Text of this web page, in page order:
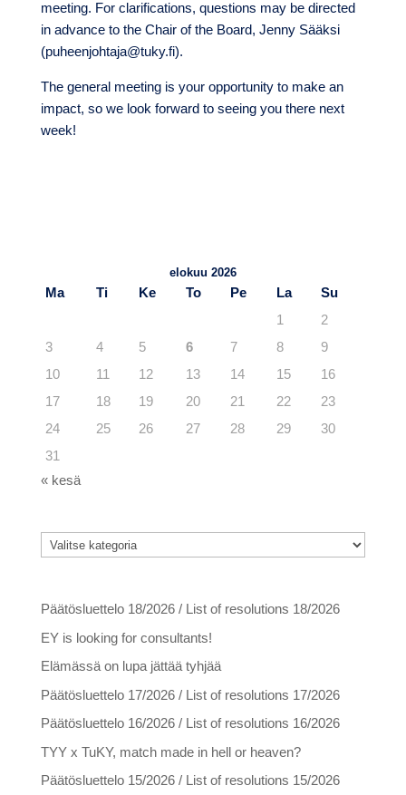
meeting. For clarifications, questions may be directed
in advance to the Chair of the Board, Jenny Sääksi
(puheenjohtaja@tuky.fi).
The general meeting is your opportunity to make an
impact, so we look forward to seeing you there next
week!
elokuu 2026
Ma Ti Ke To Pe La
Su
1
2
3
4 5 6 7 8
9
10
11 12 13 14 15
16
17
18 19 20 21 22
23
24
25 26 27 28 29
30
31
« kesä
Kategoriat
Päätösluettelo 18/2026 / List of resolutions 18/2026
EY is looking for consultants!
Elämässä on lupa jättää tyhjää
Päätösluettelo 17/2026 / List of resolutions 17/2026
Päätösluettelo 16/2026 / List of resolutions 16/2026
TYY x TuKY, match made in hell or heaven?
Päätösluettelo 15/2026 / List of resolutions 15/2026